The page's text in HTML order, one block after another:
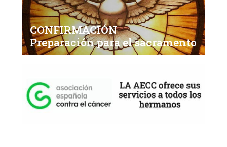
CONFIRMACIÓN
Preparación para el sacramento